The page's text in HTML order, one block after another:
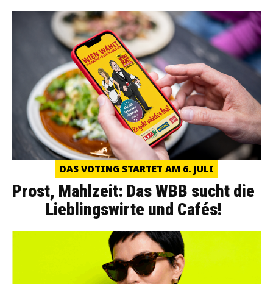
DAS VOTING STARTET AM 6. JULI
Prost, Mahlzeit: Das WBB sucht die
Lieblingswirte und Cafés!